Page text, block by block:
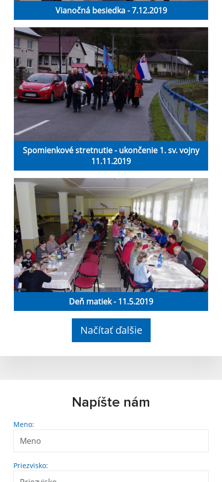
Vianočná besiedka - 7.12.2019
Spomienkové stretnutie - ukončenie 1. sv. vojny
11.11.2019
Deň matiek - 11.5.2019
Načítať ďalšie
Napíšte nám
Meno:
Priezvisko: